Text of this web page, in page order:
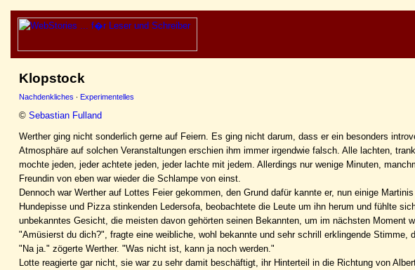
Klopstock
Nachdenkliches · Experimentelles
© Sebastian Fulland
Werther ging nicht sonderlich gerne auf Feiern. Es ging nicht darum, dass er ein besonders
Atmosphäre auf solchen Veranstaltungen erschien ihm immer irgendwie falsch. Alle lachten,
mochte jeden, jeder achtete jeden, jeder lachte mit jedem. Allerdings nur wenige Minuten,
Freundin von eben war wieder die Schlampe von einst.
Dennoch war Werther auf Lottes Feier gekommen, den Grund dafür kannte er, nun einige
Hundepisse und Pizza stinkenden Ledersofa, beobachtete die Leute um ihn herum und fühlte
unbekanntes Gesicht, die meisten davon gehörten seinen Bekannten, um im nächsten Moment
"Amüsierst du dich?", fragte eine weibliche, wohl bekannte und sehr schrill erklingende Stimme,
"Na ja." zögerte Werther. "Was nicht ist, kann ja noch werden."
Lotte reagierte gar nicht, sie war zu sehr damit beschäftigt, ihr Hinterteil in die Richtung von